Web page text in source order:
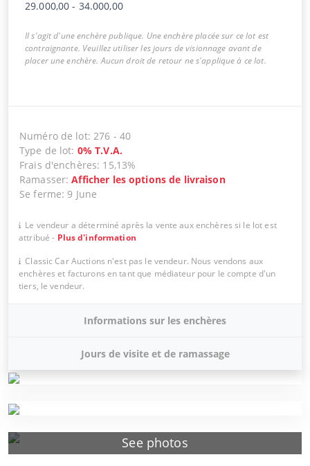
See photos
29.000,00 - 34.000,00
Il s'agit d'une enchère publique. Une enchère placée sur ce lot est
contraignante. Veuillez utiliser les jours de visionnage avant de
placer une enchère. Aucun droit de retour ne s'applique à ce lot.
Numéro de lot:276 - 40
Type de lot: 0% T.V.A.
Frais d'enchères: 15,13%
Ramasser:Afficher les options de livraison
Se ferme: 9 June
Le vendeur a déterminé après la vente aux enchères si le lot est
attribué - Plus d'information
Classic Car Auctions n'est pas le vendeur. Nous vendons aux
enchères et facturons en tant que médiateur pour le compte d'un
tiers, le vendeur.
Informations sur les enchères
Jours de visite et de ramassage